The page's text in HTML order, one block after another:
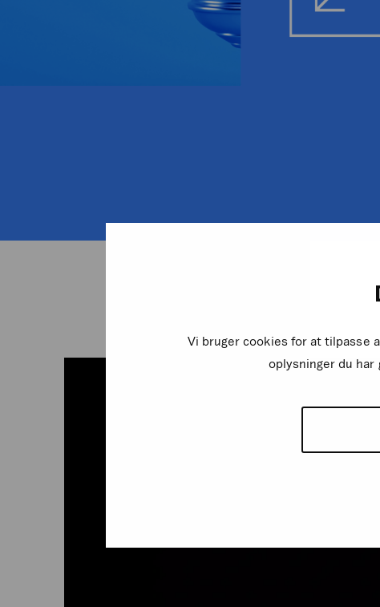
Vi bruger cookies for at tilpasse
oplysninger du har